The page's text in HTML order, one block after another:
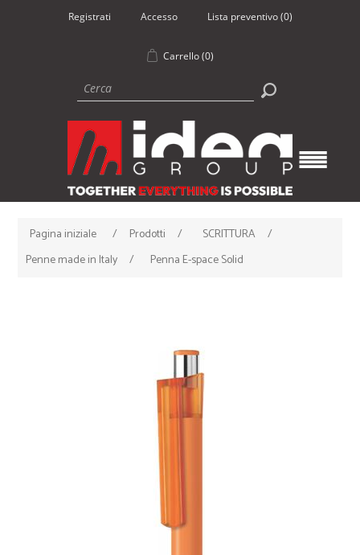
Registrati Accesso Lista preventivo (0)
Carrello (0)
Pagina iniziale / Prodotti / SCRITTURA
/
Penne made in Italy
/ Penna E-space Solid